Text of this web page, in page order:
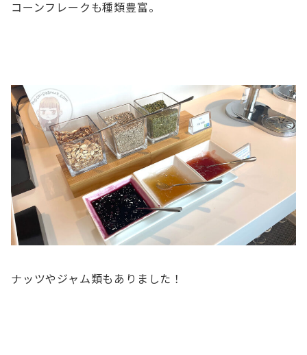
コーンフレークも種類豊富。
ナッツやジャム類もありました！